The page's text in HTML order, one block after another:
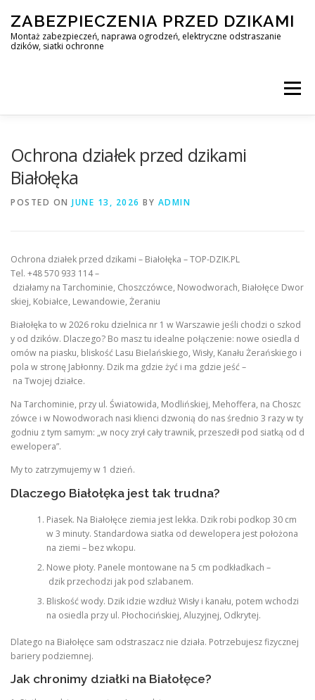
content
ZABEZPIECZENIA PRZED DZIKAMI
Montaż zabezpieczeń, naprawa ogrodzeń, elektryczne odstraszanie
dzików, siatki ochronne
Menu
KONTAKT
Ochrona działek przed dzikami
Białołęka
POSTED ON JUNE 13, 2026 BY ADMIN
Ochrona działek przed dzikami – Białołęka – TOP-DZIK.PL
Tel. +48 570 933 114 –
działamy na Tarchominie, Choszczówce, Nowodworach, Białołęce Dwor
skiej, Kobiałce, Lewandowie, Żeraniu
Białołęka to w 2026 roku dzielnica nr 1 w Warszawie jeśli chodzi o szkod
y od dzików. Dlaczego? Bo masz tu idealne połączenie: nowe osiedla d
omów na piasku, bliskość Lasu Bielańskiego, Wisły, Kanału Żerańskiego i
pola w stronę Jabłonny. Dzik ma gdzie żyć i ma gdzie jeść –
na Twojej działce.
Na Tarchominie, przy ul. Światowida, Modlińskiej, Mehoffera, na Choszc
zówce i w Nowodworach nasi klienci dzwonią do nas średnio 3 razy w ty
godniu z tym samym: „w nocy zrył cały trawnik, przeszedł pod siatką od d
ewelopera”.
My to zatrzymujemy w 1 dzień.
Dlaczego Białołęka jest tak trudna?
Piasek. Na Białołęce ziemia jest lekka. Dzik robi podkop 30 cm
w 3 minuty. Standardowa siatka od dewelopera jest położona
na ziemi – bez wkopu.
Nowe płoty. Panele montowane na 5 cm podkładkach –
dzik przechodzi jak pod szlabanem.
Bliskość wody. Dzik idzie wzdłuż Wisły i kanału, potem wchodzi
na osiedla przy ul. Płochocińskiej, Aluzyjnej, Odkrytej.
Dlatego na Białołęce sam odstraszacz nie działa. Potrzebujesz fizycznej
bariery podziemnej.
Jak chronimy działki na Białołęce?